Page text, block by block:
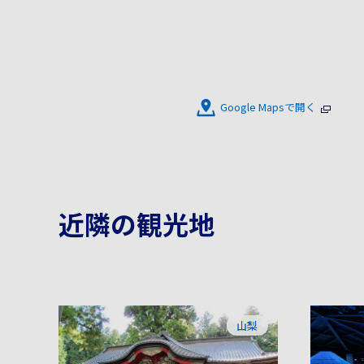
Google Mapsで開く
近隣の観光地
山梨